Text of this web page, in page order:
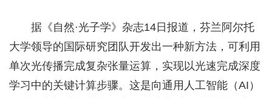
据《自然·光子学》杂志14日报道，芬兰阿尔托
大学领导的国际研究团队开发出一种新方法，可利用
单次光传播完成复杂张量运算，实现以光速完成深度
学习中的关键计算步骤。这是向通用人工智能（AI）